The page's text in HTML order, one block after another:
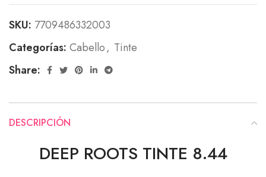
SKU: 7709486332003
Categorías: Cabello, Tinte
Share:
DESCRIPCIÓN
DEEP ROOTS TINTE 8.44